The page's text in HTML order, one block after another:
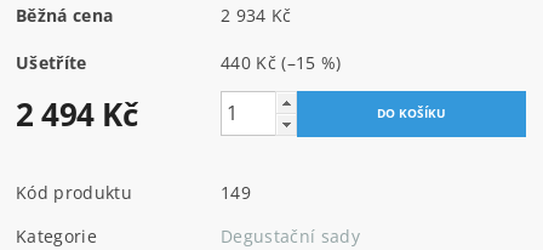
Běžná cena 2 934 Kč
Ušetříte 440 Kč(–15 %)
2 494 Kč
Kód produktu
149
Kategorie
Degustační sady